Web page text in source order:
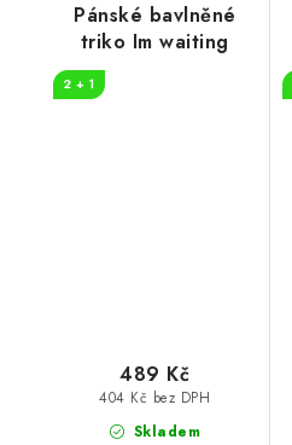
Pánské bavlněné
triko Im waiting
2 + 1
Skladem
404 Kč bez DPH
489 Kč